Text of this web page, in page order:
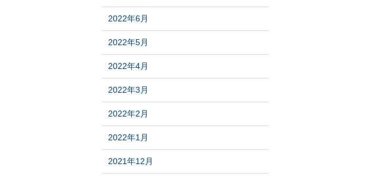
2022年6月
2022年5月
2022年4月
2022年3月
2022年2月
2022年1月
2021年12月